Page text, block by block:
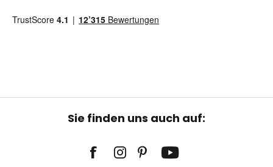
Sie finden uns auch auf: